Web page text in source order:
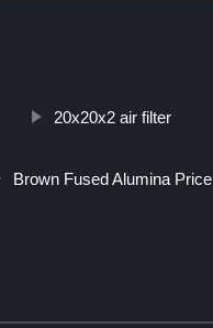
20x20x2 air filter
Brown Fused Alumina Price